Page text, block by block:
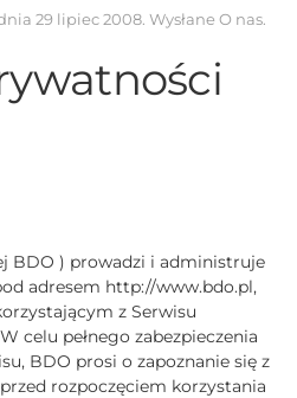
29 lipiec 2008. Wysłane O nas.
BDO ) prowadzi i administruje
adresem http://www.bdo.pl,
z Serwisu
celu pełnego zabezpieczenia
BDO prosi o zapoznanie się z
rozpoczęciem korzystania